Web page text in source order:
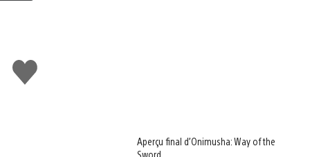
J'aime
Aperçu final d’Onimusha: Way of the
Sword